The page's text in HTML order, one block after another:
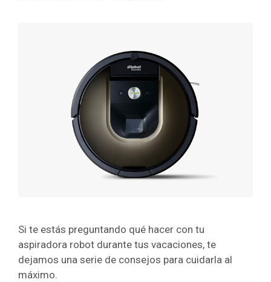
Si te estás preguntando qué hacer con tu
aspiradora robot durante tus vacaciones, te
dejamos una serie de consejos para cuidarla al
máximo.